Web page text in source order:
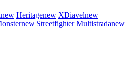
new Heritagenew XDiavelnew
new StreetfighterMultistradanew